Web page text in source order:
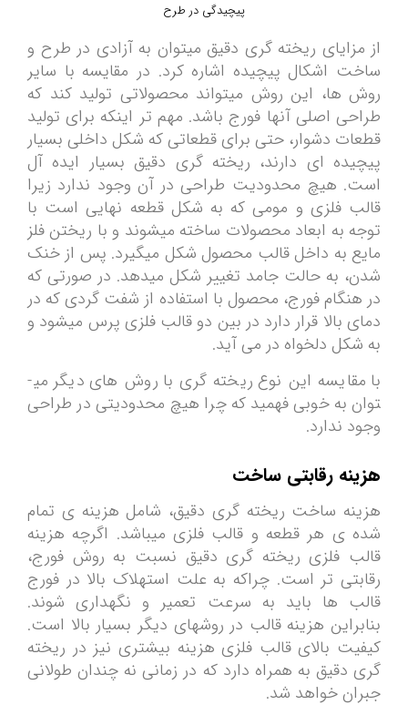
پیچیدگی در طرح
از مزایای ریخته گری دقیق میتوان به آزادی در طرح و
ساخت اشکال پیچیده اشاره کرد. در مقایسه با سایر
روش ها، این روش می­تواند محصولاتی تولید کند که
طراحی اصلی آنها فورج باشد. مهم تر اینکه برای تولید
قطعات دشوار، حتی برای قطعاتی که شکل داخلی بسیار
پیچیده­ ای دارند، ریخته­ گری دقیق بسیار ایده­ آل
است. هیچ محدودیت طراحی در آن وجود ندارد زیرا
قالب فلزی و مومی که به شکل قطعه نهایی است با
توجه به ابعاد محصولات ساخته می­شوند و با ریختن فلز
مایع به داخل قالب محصول شکل می­گیرد. پس از خنک
شدن، به حالت جامد تغییر شکل می­دهد. در صورتی که
در هنگام فورج، محصول با استفاده از شفت گردی که در
دمای بالا قرار دارد در بین دو قالب فلزی پرس می­شود و
به شکل دلخواه در ­می­ آید.
با مقایسه این نوع ریخته ­گری با روش­ های دیگر می­
توان به خوبی فهمید که چرا هیچ محدودیتی در طراحی
وجود ندارد.
هزینه رقابتی ساخت
هزینه ساخت ریخته­ گری دقیق، شامل هزینه ی تمام
شده ی هر قطعه و قالب فلزی میباشد. اگرچه هزینه
قالب فلزی ریخته­ گری دقیق نسبت به روش فورج،
رقابتی تر است. چراکه به علت استهلاک بالا در فورج
قالب ها باید به سرعت تعمیر و نگهداری شوند.
بنابراین هزینه قالب در روش­های دیگر بسیار بالا است.
کیفیت بالای قالب فلزی هزینه بیشتری نیز در ریخته
گری دقیق به همراه دارد که در زمانی نه چندان طولانی
جبران خواهد شد.